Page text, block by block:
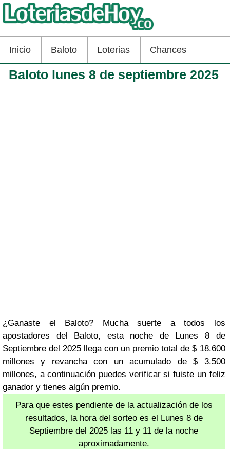
Inicio Baloto Loterias Chances
Baloto lunes 8 de septiembre 2025
¿Ganaste el Baloto? Mucha suerte a todos los
apostadores del Baloto, esta noche de Lunes 8 de
Septiembre del 2025 llega con un premio total de $ 18.600
millones y revancha con un acumulado de $ 3.500
millones, a continuación puedes verificar si fuiste un feliz
ganador y tienes algún premio.
Para que estes pendiente de la actualización de los
resultados, la hora del sorteo es el Lunes 8 de
Septiembre del 2025 las 11 y 11 de la noche
aproximadamente.